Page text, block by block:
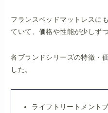
フランスベッドマットレスに
ていて、価格や性能が少しず
各ブランドシリーズの特徴・
した。
ライフトリートメント